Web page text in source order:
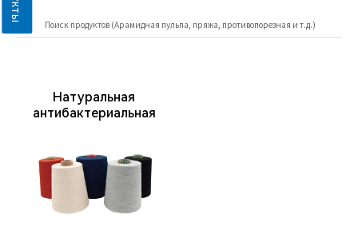
Поиск продуктов (Арамидная пульпа , пряжа, противопорезная и т.д.)
Натуральная
антибактериальная